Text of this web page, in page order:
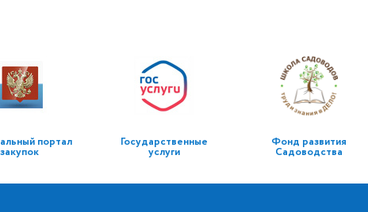
портал
закупок
Государственные
услуги
Фонд развития
Садоводства